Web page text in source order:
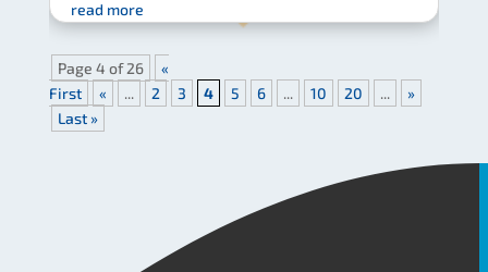
read more
Page 4 of 26
«
First
« ... 2 3 4 5 6 ... 10 20 ...
»
Last »